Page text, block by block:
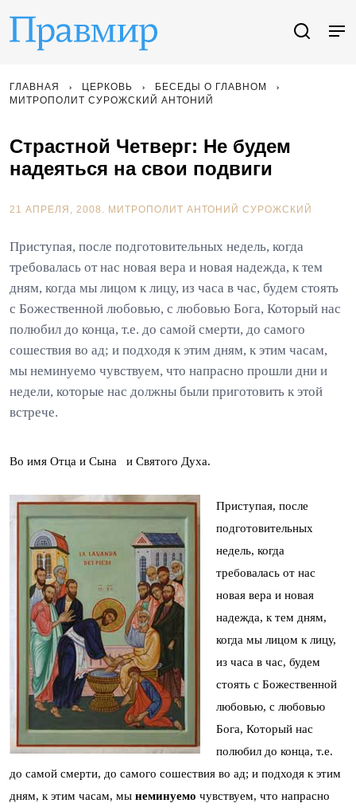
ГЛАВНАЯ ЦЕРКОВЬ
БЕСЕДЫ О ГЛАВНОМ
МИТРОПОЛИТ СУРОЖСКИЙ АНТОНИЙ
Страстной Четверг: Не будем
надеяться на свои подвиги
21 АПРЕЛЯ, 2008. МИТРОПОЛИТ АНТОНИЙ СУРОЖСКИЙ
Приступая, после подготовительных недель, когда
требовалась от нас новая вера и новая надежда, к тем
дням, когда мы лицом к лицу, из часа в час, будем стоять
с Божественной любовью, с любовью Бога, Который нас
полюбил до конца, т.е. до самой смерти, до самого
сошествия во ад; и подходя к этим дням, к этим часам,
мы неминуемо чувствуем, что напрасно прошли дни и
недели, которые нас должны были приготовить к этой
встрече.
Во имя Отца и Сына и Святого Духа.
Приступая, после
подготовительных
недель, когда
требовалась от нас
новая вера и новая
надежда, к тем дням,
когда мы лицом к лицу,
из часа в час, будем
стоять с Божественной
любовью, с любовью
Бога, Который нас
полюбил до конца, т.е.
до самой смерти, до самого сошествия во ад; и подходя к этим
дням, к этим часам, мы неминуемо чувствуем, что напрасно